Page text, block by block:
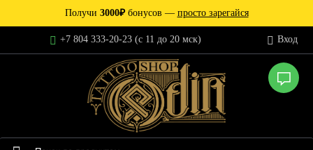
Получи 3000₽бонусов — просто зарегайся
+7 804 333-20-23 (c 11 до 20 мск) Вход